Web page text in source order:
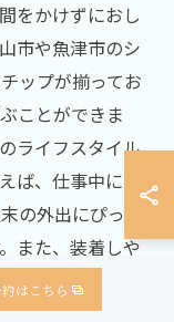
をかけずにおし
市や魚津市のシ
ップが揃ってお
ことができま
ライフスタイル
ば、仕事中にも
の外出にぴった
また、装着しや
とで、日常使い
イルチップは、
約はこちら